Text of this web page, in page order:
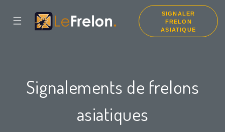
☰
SIGNALER
FRELON
ASIATIQUE
Signalements de frelons
asiatiques